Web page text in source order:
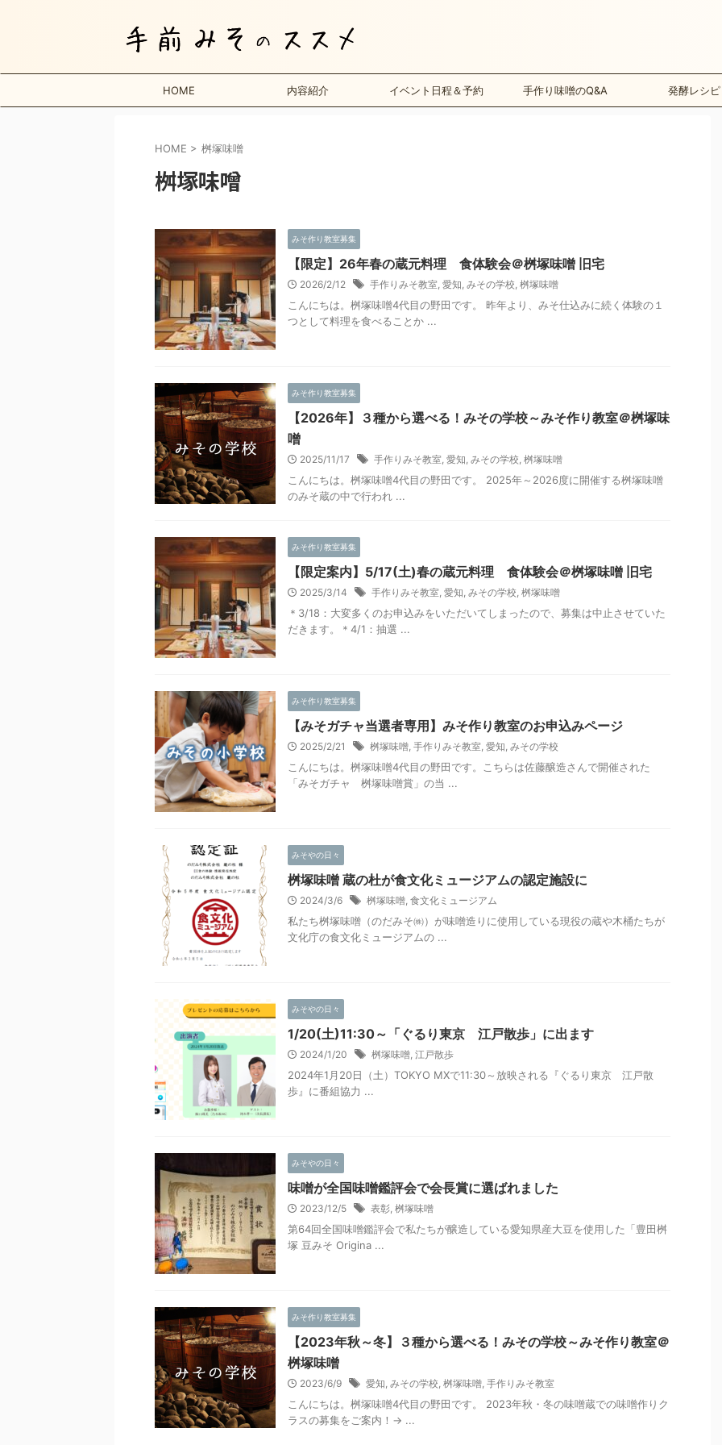
HOME 内容紹介 イベント日程＆予約 手作り味噌のQ&A 発酵レシピ
HOME > 桝塚味噌
桝塚味噌
みそ作り教室募集
【限定】26年春の蔵元料理 食体験会＠桝塚味噌 旧宅
2026/2/12 手作りみそ教室, 愛知, みその学校, 桝塚味噌
こんにちは。桝塚味噌4代目の野田です。 昨年より、みそ仕込みに続く体験の１
つとして料理を食べることか ...
みそ作り教室募集
【2026年】３種から選べる！みその学校～みそ作り教室＠桝塚味
噌
2025/11/17 手作りみそ教室, 愛知, みその学校, 桝塚味噌
こんにちは。桝塚味噌4代目の野田です。 2025年～2026度に開催する桝塚味噌
のみそ蔵の中で行われ ...
みそ作り教室募集
【限定案内】5/17(土)春の蔵元料理 食体験会＠桝塚味噌 旧宅
2025/3/14 手作りみそ教室, 愛知, みその学校, 桝塚味噌
＊3/18：大変多くのお申込みをいただいてしまったので、募集は中止させていた
だきます。＊4/1：抽選 ...
みそ作り教室募集
【みそガチャ当選者専用】みそ作り教室のお申込みページ
2025/2/21 桝塚味噌, 手作りみそ教室, 愛知, みその学校
こんにちは。桝塚味噌4代目の野田です。こちらは佐藤醸造さんで開催された
「みそガチャ 桝塚味噌賞」の当 ...
みそやの日々
桝塚味噌 蔵の杜が食文化ミュージアムの認定施設に
2024/3/6 桝塚味噌, 食文化ミュージアム
私たち桝塚味噌（のだみそ㈱）が味噌造りに使用している現役の蔵や木桶たちが
文化庁の食文化ミュージアムの ...
みそやの日々
1/20(土)11:30～「ぐるり東京 江戸散歩」に出ます
2024/1/20 桝塚味噌, 江戸散歩
2024年1月20日（土）TOKYO MXで11:30～放映される『ぐるり東京 江戸散
歩』に番組協力 ...
みそやの日々
味噌が全国味噌鑑評会で会長賞に選ばれました
2023/12/5 表彰, 桝塚味噌
第64回全国味噌鑑評会で私たちが醸造している愛知県産大豆を使用した「豊田桝
塚 豆みそ Origina ...
みそ作り教室募集
【2023年秋～冬】３種から選べる！みその学校～みそ作り教室＠
桝塚味噌
2023/6/9 愛知, みその学校, 桝塚味噌, 手作りみそ教室
こんにちは。桝塚味噌4代目の野田です。 2023年秋・冬の味噌蔵での味噌作りク
ラスの募集をご案内！→ ...